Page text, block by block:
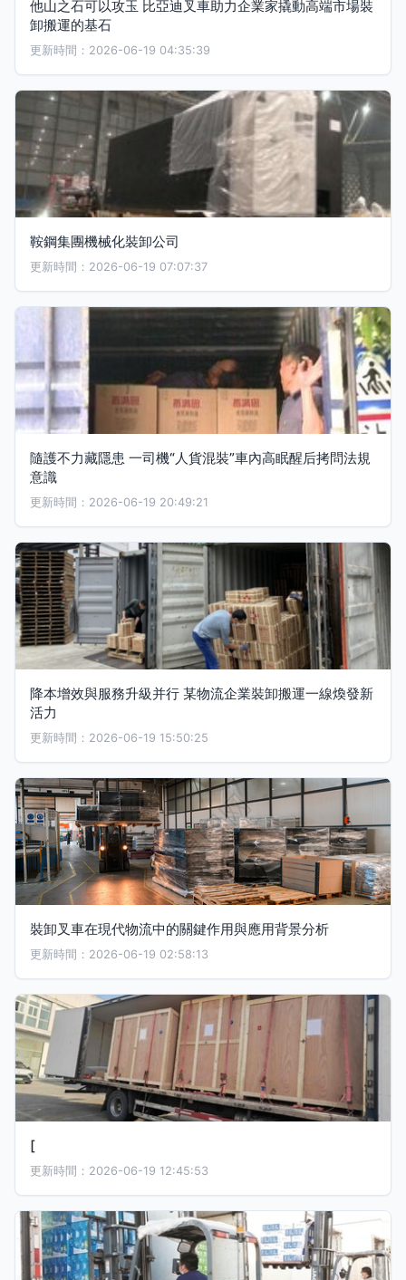
他山之石可以攻玉 比亞迪叉車助力企業家撬動高端市場裝
卸搬運的基石
更新時間：2026-06-19 04:35:39
鞍鋼集團機械化裝卸公司
更新時間：2026-06-19 07:07:37
隨護不力藏隱患 一司機“人貨混裝”車內高眠醒后拷問法規
意識
更新時間：2026-06-19 20:49:21
降本增效與服務升級并行 某物流企業裝卸搬運一線煥發新
活力
更新時間：2026-06-19 15:50:25
裝卸叉車在現代物流中的關鍵作用與應用背景分析
更新時間：2026-06-19 02:58:13
[
更新時間：2026-06-19 12:45:53